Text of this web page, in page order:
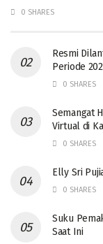
0 SHARES
Resmi
Periode
0 SHARES
Semangat
Virtual di
0 SHARES
Elly Sri
0 SHARES
‎Suku
Saat Ini